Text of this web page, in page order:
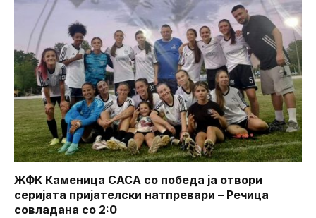
ЖФК Каменица САСА со победа ја отвори
серијата пријателски натпревари – Речица
совладана со 2:0